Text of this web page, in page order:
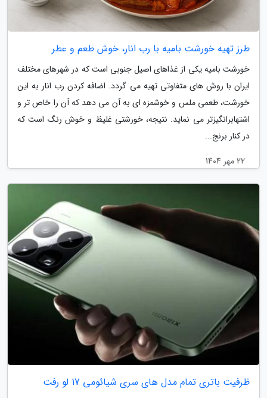
طرز تهیه خورشت بامیه با رب انار، خوش طعم و عطر
خورشت بامیه یکی از غذاهای اصیل جنوبی است که در شهرهای مختلف
ایران با روش های متفاوتی تهیه می گردد. اضافه کردن رب انار به این
خورشت، طعمی ملس و خوشمزه ای به آن می دهد که آن را خاص تر و
اشتهابرانگیزتر می نماید. نتیجه، خورشتی غلیظ و خوش رنگ است که
در کنار برنج...
22 مهر 1404
ظرفیت باتری تمام مدل های سری شیائومی 17 لو رفت